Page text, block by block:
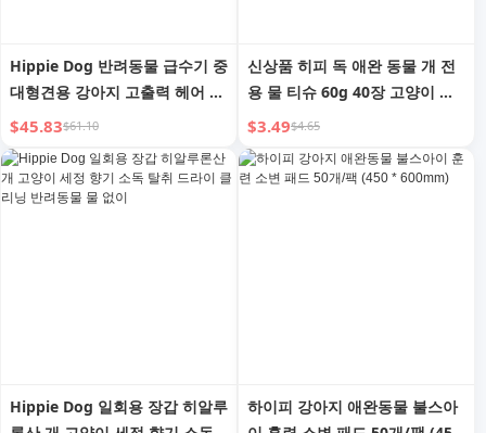
Hippie Dog 반려동물 급수기 중
대형견용 강아지 고출력 헤어 드
라이어 고양이 목욕 머리 말리는
건조 휴대용 장치
$45.83$61.10
신상품 히피 독 애완 동물 개 전
용 물 티슈 60g 40장 고양이 세
정 티슈 변기 전용 물티슈
$3.49$4.65
Hippie Dog 일회용 장갑 히알루
하이피 강아지 애완동물 불스아